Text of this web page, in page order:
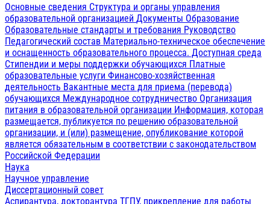
Основные сведения Структура и органы управления
образовательной организацией Документы Образование
Образовательные стандарты и требования Руководство
Педагогический состав Материально-техническое обеспечение
и оснащенность образовательного процесса. Доступная среда
Стипендии и меры поддержки обучающихся Платные
образовательные услуги Финансово-хозяйственная
деятельность Вакантные места для приема (перевода)
обучающихся Международное сотрудничество Организация
питания в образовательной организации Информация, которая
размещается, публикуется по решению образовательной
организации, и (или) размещение, опубликование которой
является обязательным в соответствии с законодательством
Российской Федерации
Наука
Научное управление
Диссертационный совет
Аспирантура, докторантура ТГПУ, прикрепление для работы